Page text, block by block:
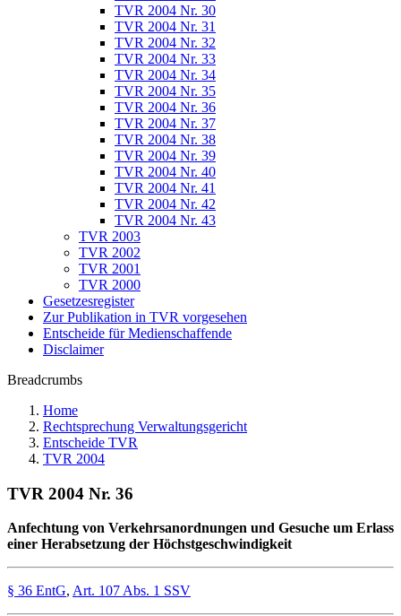
TVR 2004 Nr. 30
TVR 2004 Nr. 31
TVR 2004 Nr. 32
TVR 2004 Nr. 33
TVR 2004 Nr. 34
TVR 2004 Nr. 35
TVR 2004 Nr. 36
TVR 2004 Nr. 37
TVR 2004 Nr. 38
TVR 2004 Nr. 39
TVR 2004 Nr. 40
TVR 2004 Nr. 41
TVR 2004 Nr. 42
TVR 2004 Nr. 43
TVR 2003
TVR 2002
TVR 2001
TVR 2000
Gesetzesregister
Zur Publikation in TVR vorgesehen
Entscheide für Medienschaffende
Disclaimer
Breadcrumbs
Home
Rechtsprechung Verwaltungsgericht
Entscheide TVR
TVR 2004
TVR 2004 Nr. 36
Anfechtung von Verkehrsanordnungen und Gesuche um Erlass
einer Herabsetzung der Höchstgeschwindigkeit
§ 36 EntG, Art. 107 Abs. 1 SSV